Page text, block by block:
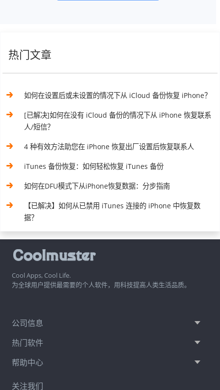
热门文章
如何在设置后或未设置的情况下从 iCloud 备份恢复 iPhone？
[已解决]如何在没有 iCloud 备份的情况下从 iPhone 恢复联系
人/短信？
4 种有效方法助您在 iPhone 恢复出厂设置后恢复联系人
iTunes 备份恢复：如何轻松恢复 iTunes 备份
如何在DFU模式下从iPhone恢复数据：分步指南
【已解决】如何从已禁用 iTunes 连接的 iPhone 中恢复数
据？
Cool Apps, Cool Life.
为全球用户提供最需要的个人软件，用科技提高人类生活品质。
公司信息
热门软件
帮助中心
关注我们